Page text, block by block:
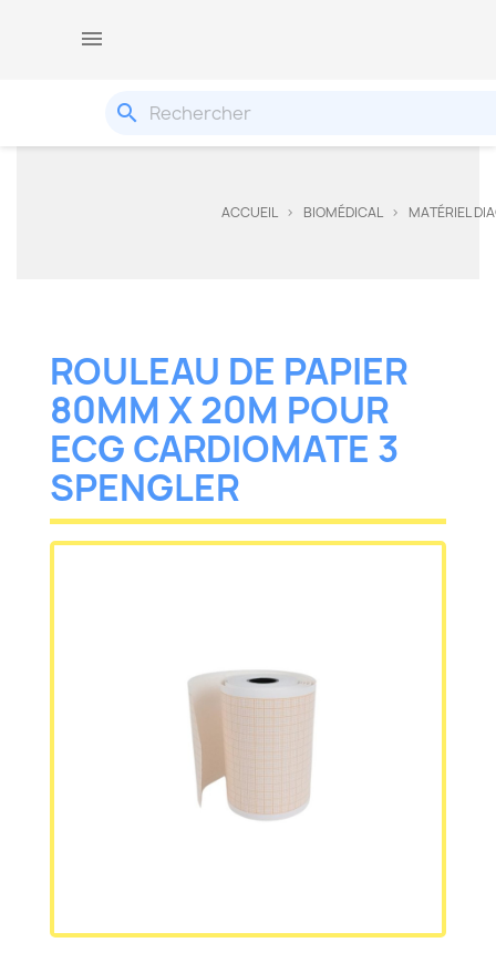

search
ACCUEIL BIOMÉDICAL MATÉRIEL
ROULEAU DE PAPIER
80MM X 20M POUR
ECG CARDIOMATE 3
SPENGLER